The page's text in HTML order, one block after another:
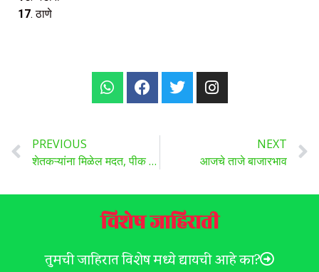
17. ठाणे
PREVIOUS
शेतकऱ्यांना मिळेल मदत, पीक विम्यासाठी असा करा क्लेम जाणून घ्या सविस्तर …
NEXT
आजचे ताजे बाजारभाव
विशेष जाहिराती
तुमची जाहिरात विशेष मध्ये द्यायची आहे का?